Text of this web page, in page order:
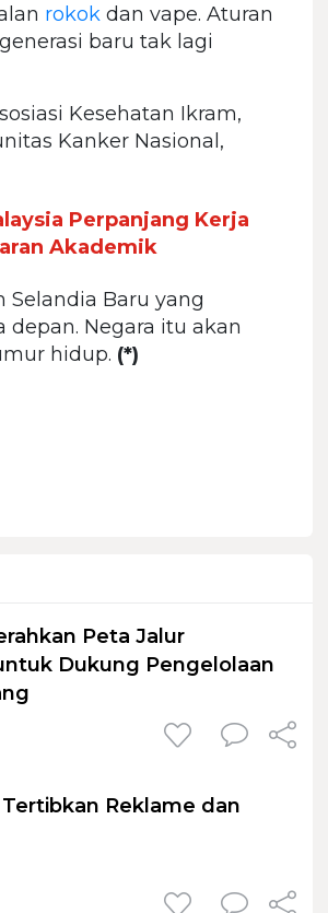
rokok dan vape. Aturan
baru tak lagi
Kesehatan Ikram,
Kanker Nasional,
Perpanjang Kerja
Akademik
Baru yang
depan. Negara itu akan
hidup. (*)
Peta Jalur
Dukung Pengelolaan
Reklame dan